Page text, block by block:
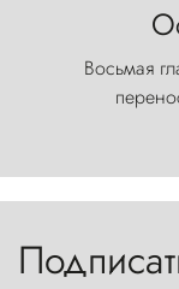
Восьмая
Торрес-